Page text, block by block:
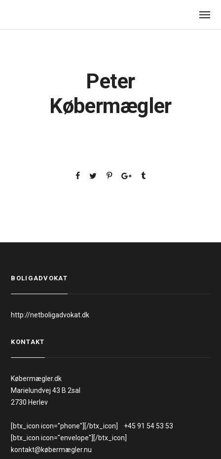
Peter
Købermægler
BOLIGADVOKAT
http://netboligadvokat.dk
KONTAKT
Købermægler.dk
Marielundvej 43 B 2sal
2730 Herlev
[btx_icon icon="phone"][/btx_icon] +45 91 54 53 53
[btx_icon icon="envelope"][/btx_icon]
kontakt@købermægler.nu